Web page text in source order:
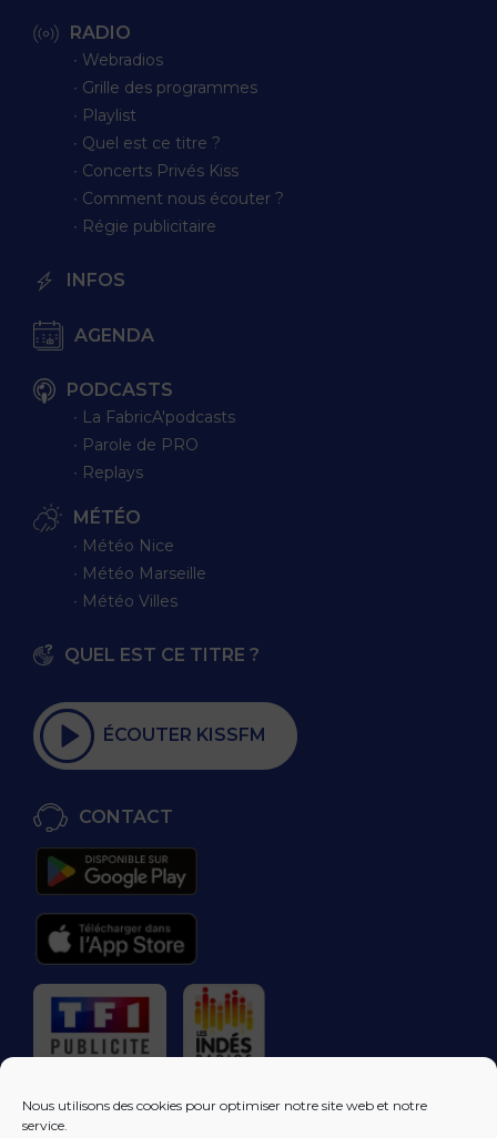
Nous utilisons des cookies pour optimiser notre site web et notre
service.
RADIO
∙ Webradios
∙ Grille des programmes
∙ Playlist
∙ Quel est ce titre ?
∙ Concerts Privés Kiss
∙ Comment nous écouter ?
∙ Régie publicitaire
INFOS
AGENDA
PODCASTS
∙ La FabricA'podcasts
∙ Parole de PRO
∙ Replays
MÉTÉO
∙ Météo Nice
∙ Météo Marseille
∙ Météo Villes
QUEL EST CE TITRE ?
ÉCOUTER KISSFM
CONTACT
RÉGIE PUBLICITAIRE